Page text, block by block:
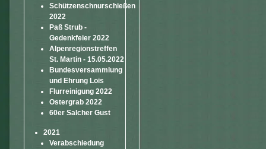
Schützenschnurschießen
2022
Paß Strub -
Gedenkfeier 2022
Alpenregionstreffen
St. Martin - 15.05.2022
Bundesversammlung
und Ehrung Lois
Flurreinigung 2022
Ostergrab 2022
60er Salcher Gust
2021
Verabschiedung